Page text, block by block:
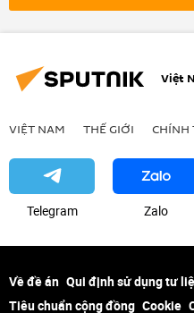
phương Tây
Việt
VIỆT NAM THẾ GIỚI CHÍNH
Telegram Zalo
Về đề án Qui định sử dụng tư
Tiêu chuẩn cộng đồng Cookie